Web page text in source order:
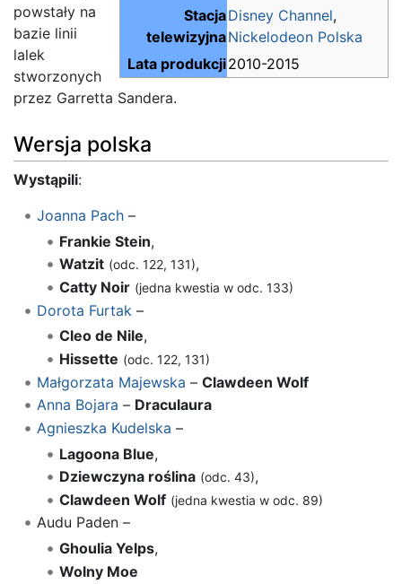
Stacja
telewizyjna
Disney Channel,
Nickelodeon Polska
Lata produkcji2010-2015
powstały na
bazie linii
lalek
stworzonych
przez Garretta Sandera.
Wersja polska
Wystąpili:
Joanna Pach–
Frankie Stein,
Watzit (odc. 122, 131),
Catty Noir (jedna kwestia w odc. 133)
Dorota Furtak –
Cleo de Nile,
Hissette (odc. 122, 131)
Małgorzata Majewska – Clawdeen Wolf
Anna Bojara – Draculaura
Agnieszka Kudelska –
Lagoona Blue,
Dziewczyna roślina (odc. 43),
Clawdeen Wolf (jedna kwestia w odc. 89)
Audu Paden –
Ghoulia Yelps,
Wolny Moe